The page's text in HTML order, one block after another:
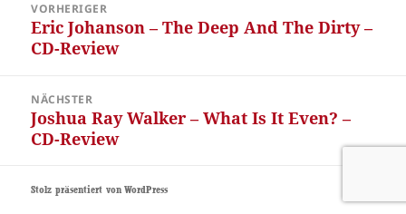
VORHERIGER
Vorheriger
Beitrag:
Eric Johanson – The Deep And The Dirty –
CD-Review
NÄCHSTER
Nächster
Beitrag:
Joshua Ray Walker – What Is It Even? –
CD-Review
Stolz präsentiert von WordPress